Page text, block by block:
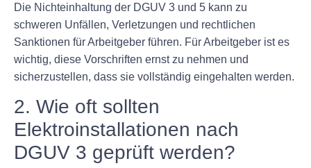
Die Nichteinhaltung der DGUV 3 und 5 kann zu
schweren Unfällen, Verletzungen und rechtlichen
Sanktionen für Arbeitgeber führen. Für Arbeitgeber ist es
wichtig, diese Vorschriften ernst zu nehmen und
sicherzustellen, dass sie vollständig eingehalten werden.
2. Wie oft sollten
Elektroinstallationen nach
DGUV 3 geprüft werden?